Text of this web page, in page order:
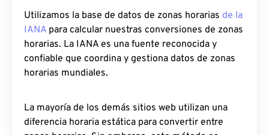
Utilizamos la base de datos de zonas horarias de la
IANA para calcular nuestras conversiones de zonas
horarias. La IANA es una fuente reconocida y
confiable que coordina y gestiona datos de zonas
horarias mundiales.
La mayoría de los demás sitios web utilizan una
diferencia horaria estática para convertir entre